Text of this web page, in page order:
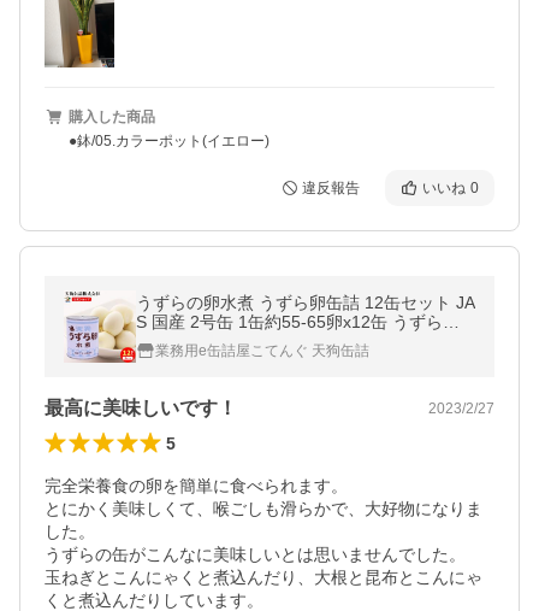
購入した商品
●鉢/05.カラーポット(イエロー)
違反報告 いいね 0
うずらの卵水煮 うずら卵缶詰 12缶セット JA
S 国産 2号缶 1缶約55-65卵x12缶 うずら卵
ウズラ 天狗缶詰 業務用 非常食 保存食 備蓄
業務用e缶詰屋こてんぐ 天狗缶詰
最高に美味しいです！ 2023/2/27
5
完全栄養食の卵を簡単に食べられます。
とにかく美味しくて、喉ごしも滑らかで、大好物になりま
した。
うずらの缶がこんなに美味しいとは思いませんでした。
玉ねぎとこんにゃくと煮込んだり、大根と昆布とこんにゃ
くと煮込んだりしています。